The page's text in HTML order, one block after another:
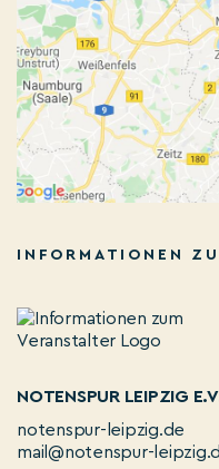
INFORMATIONEN
NOTENSPUR LEIPZIG
notenspur-leipzig.de
mail@notenspur-